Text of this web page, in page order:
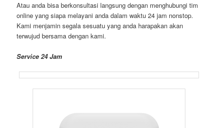
Atau anda bisa berkonsultasi langsung dengan menghubungi tim
online yang siapa melayani anda dalam waktu 24 jam nonstop.
Kami menjamin segala sesuatu yang anda harapakan akan
terwujud bersama dengan kami.
Service 24 Jam